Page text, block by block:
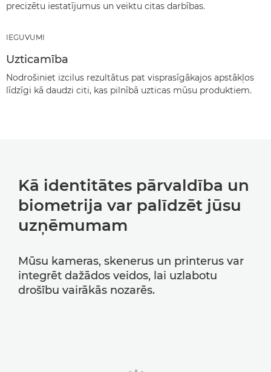
precizētu iestatījumus un veiktu citas darbības.
IEGUVUMI
Uzticamība
Nodrošiniet izcilus rezultātus pat visprasīgākajos apstākļos
līdzīgi kā daudzi citi, kas pilnībā uzticas mūsu produktiem.
Kā identitātes pārvaldība un
biometrija var palīdzēt jūsu
uzņēmumam
Mūsu kameras, skenerus un printerus var
integrēt dažādos veidos, lai uzlabotu
drošību vairākās nozarēs.